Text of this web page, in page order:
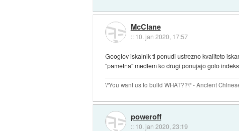
McClane
:: 10. jan 2020, 17:57
Googlov iskalnik ti ponudi ustrezno kvaliteto
"pametna" medtem ko drugi ponujajo golo
\"You want us to build WHAT??\" - Ancient
poweroff
:: 10. jan 2020, 23:19